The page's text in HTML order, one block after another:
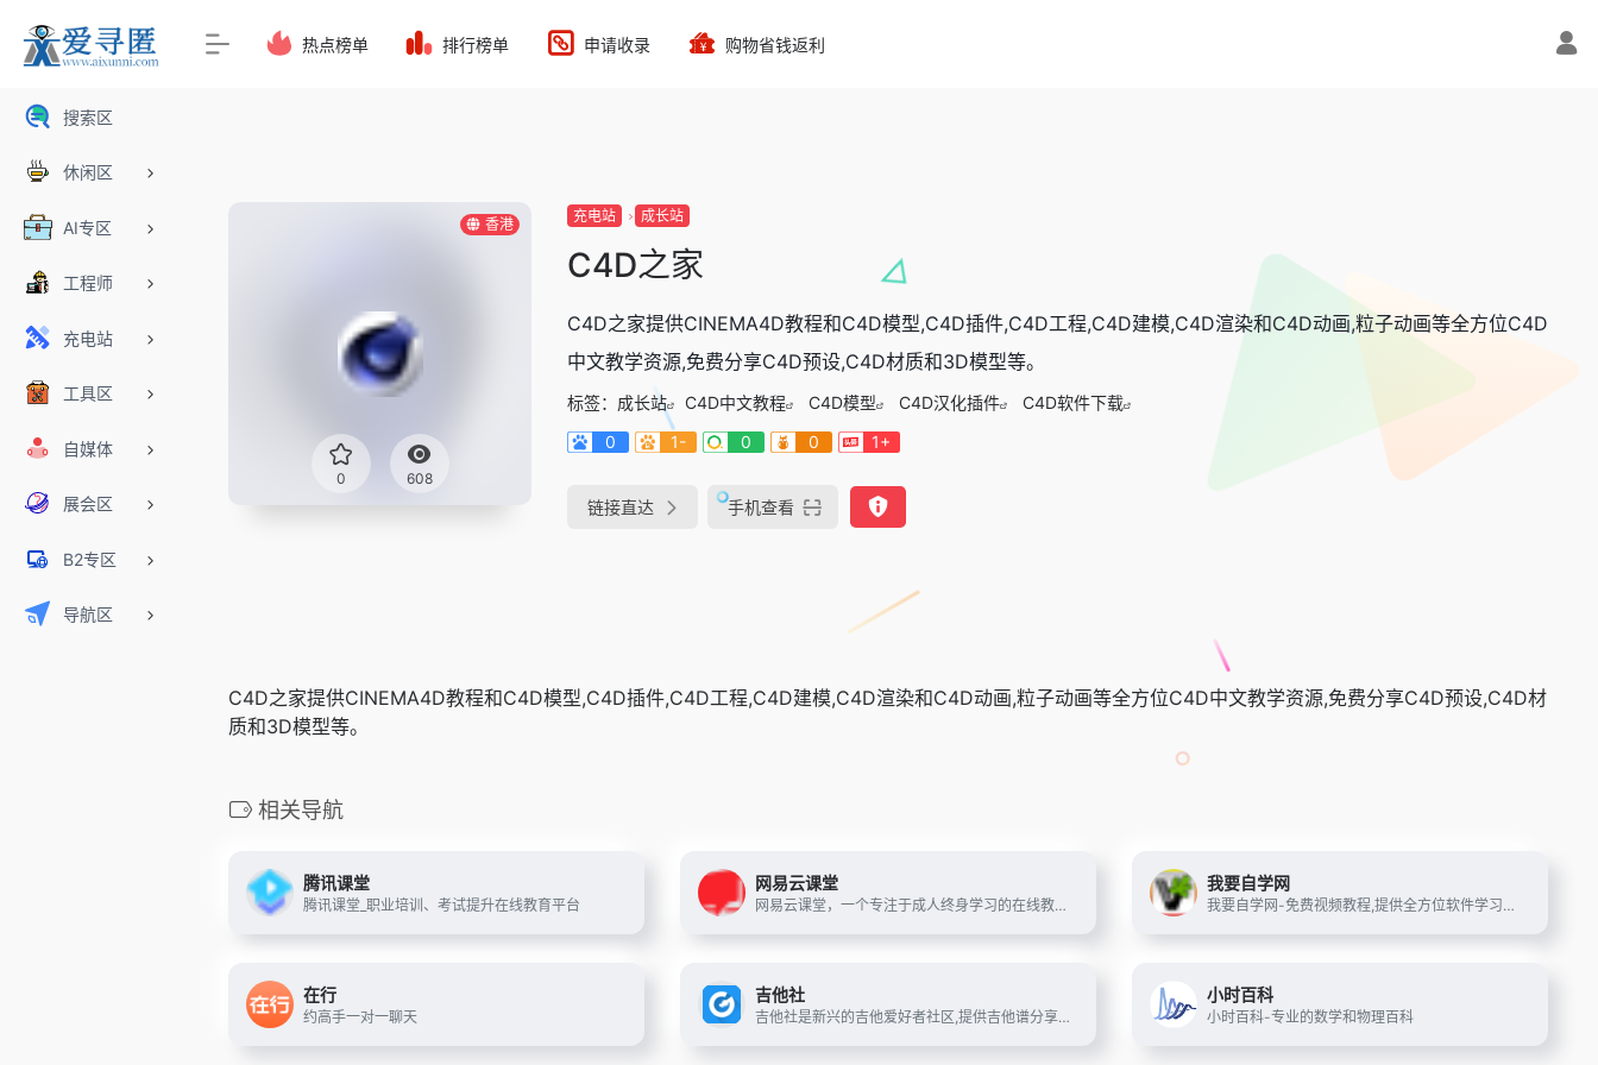
搜索区
休闲区
AI专区
工程师
充电站
工具区
自媒体
展会区
B2专区
导航区
热点榜单 排行榜单 申请收录 购物省钱返利
香港
0 608
充电站 成长站
C4D之家
C4D之家提供CINEMA4D教程和C4D模型,C4D插件,C4D工程,C4D建模,C4D渲染和C4D动画,粒子动画等全方位C4D
中文教学资源,免费分享C4D预设,C4D材质和3D模型等。
标签： 成长站 C4D中文教程 C4D模型 C4D汉化插件
C4D软件下载
0
1- 0 0 1+
链接直达 手机查看
C4D之家提供CINEMA4D教程和C4D模型,C4D插件,C4D工程,C4D建模,C4D渲染和C4D动画,粒子动画等全方位C4D中文教学资源,免费分享C4D预设,C4D材
质和3D模型等。
相关导航
腾讯课堂
腾讯课堂_职业培训、考试提升在线教育平台
网易云课堂
网易云课堂，一个专注于成人终身学习的在线教育平台。立足于实用性的要求, 与优质的教育内容创作者一起，为您提供全面、有效的在线学习内容。
我要自学网
我要自学网-免费视频教程,提供全方位软件学习，有3D教程，平面教程，多媒体制作教程，办公信息化教程，机械设计教程，网站制作教程,电脑培训
在行
约高手一对一聊天
吉他社
吉他社是新兴的吉他爱好者社区,提供吉他谱分享,查看及下载,吉他视频欣赏,吉他入门教学,经验交流等.
小时百科
小时百科-专业的数学和物理百科